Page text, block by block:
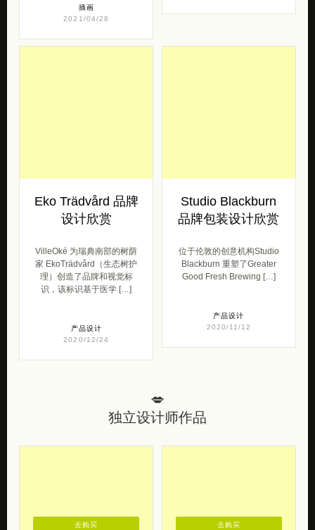
插画
2021/04/28
Eko Trädvård 品牌
设计欣赏
VilleOké 为瑞典南部的树荫
家 EkoTrädvård（生态树护
理）创造了品牌和视觉标
识，该标识基于医学 […]
产品设计
2020/12/24
Studio Blackburn
品牌包装设计欣赏
位于伦敦的创意机构Studio
Blackburn 重塑了Greater
Good Fresh Brewing […]
产品设计
2020/11/12
💋
独立设计师作品
去购买 去购买